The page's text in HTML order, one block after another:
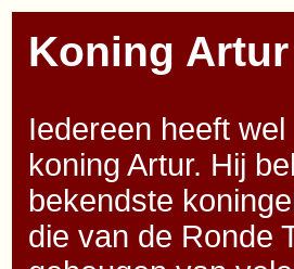
Koning Artur
Iedereen heeft
koning Artur. Hij
bekendste
die van de Ronde